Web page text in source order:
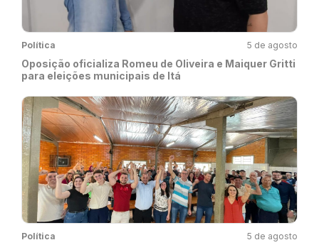
Política 5 de agosto
Oposição oficializa Romeu de Oliveira e Maiquer Gritti
para eleições municipais de Itá
Política 5 de agosto